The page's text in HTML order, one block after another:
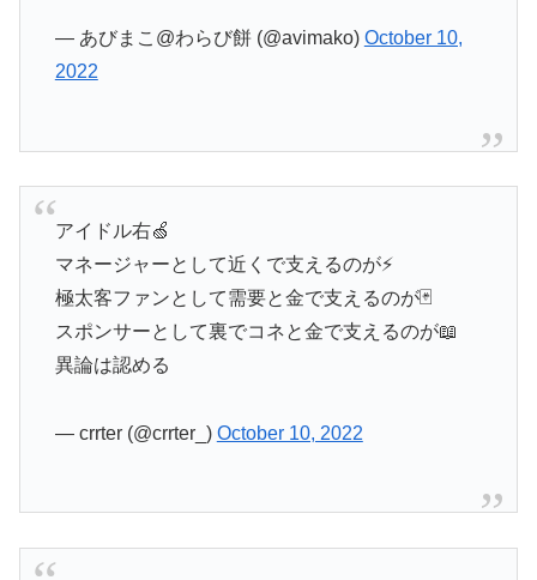
— あびまこ@わらび餅 (@avimako) October 10,
2022
アイドル右🍏
マネージャーとして近くで支えるのが⚡️
極太客ファンとして需要と金で支えるのが🃏
スポンサーとして裏でコネと金で支えるのが📖
異論は認める
— crrter (@crrter_) October 10, 2022